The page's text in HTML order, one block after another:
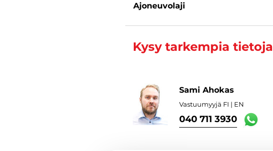
Ajoneuvolaji
Kysy tarkempia tietoja
Sami Ahokas
Vastuumyyjä FI | EN
040 711 3930